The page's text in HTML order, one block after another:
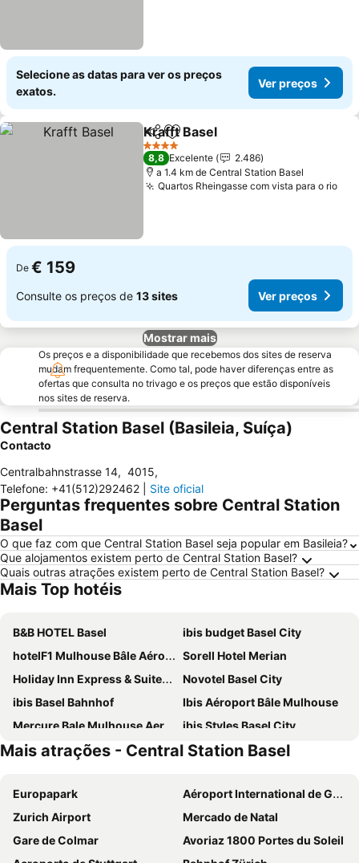
Selecione as datas para ver os preços
exatos.
Ver preços
PartilharAdicionar aos favoritos
Krafft Basel
4 Estrelas
8,8 Excelente
2.486
a 1.4 km de Central Station Basel
Quartos Rheingasse com vista para o rio
De € 159
Consulte os preços de 13 sites Ver preços
Mostrar mais
Os preços e a disponibilidade que recebemos dos sites de reserva
mudam frequentemente. Como tal, pode haver diferenças entre as
ofertas que consulta no trivago e os preços que estão disponíveis
nos sites de reserva.
Central Station Basel (Basileia, Suíça)
Contacto
Centralbahnstrasse 14, 4015,
Telefone: +41(512)292462 Site oficial
Perguntas frequentes sobre Central Station
Basel
O que faz com que Central Station Basel seja popular em Basileia?
Que alojamentos existem perto de Central Station Basel?
Quais outras atrações existem perto de Central Station Basel?
Mais Top hotéis
B&B HOTEL Basel
ibis budget Basel City
hotelF1 Mulhouse Bâle Aéroport
Sorell Hotel Merian
Holiday Inn Express & Suites - Basel - Allschwil by IHG
Novotel Basel City
ibis Basel Bahnhof
Ibis Aéroport Bâle Mulhouse
Mercure Bale Mulhouse Aeroport
ibis Styles Basel City
Carathotel Basel/Weil am Rhein
Hotel Birsighof
Hotel Metropol Basel
Hotel Rheinfelderhof
Central City Hotel Rochat
easyHotel Basel
Courtyard by Marriott Basel
Best Western Hotel Dreiländerbrücke
Mais atrações - Central Station Basel
Europapark
Aéroport International de Genève - Geneva International Airport
Zurich Airport
Mercado de Natal
Gare de Colmar
Avoriaz 1800 Portes du Soleil